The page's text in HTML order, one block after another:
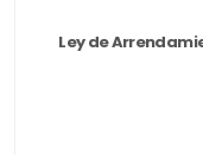
Ley de